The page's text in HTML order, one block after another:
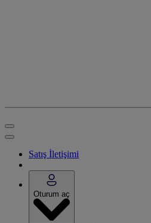
Satış İletişimi
Oturum aç